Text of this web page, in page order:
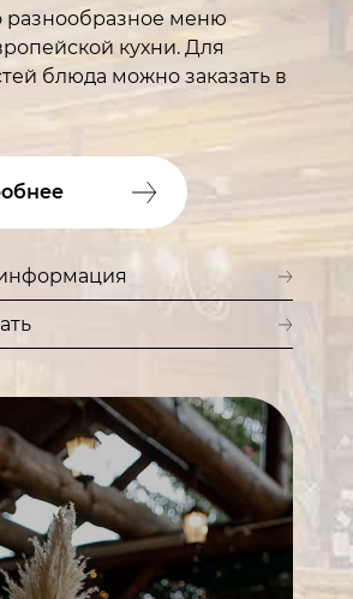
разнообразное меню
кухни. Для
блюда можно заказать в